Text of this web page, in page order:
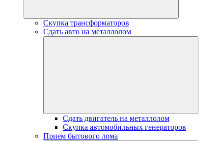
Скупка трансформаторов
Сдать авто на металлолом
Сдать двигатель на металлолом
Скупка автомобильных генераторов
Прием бытового лома